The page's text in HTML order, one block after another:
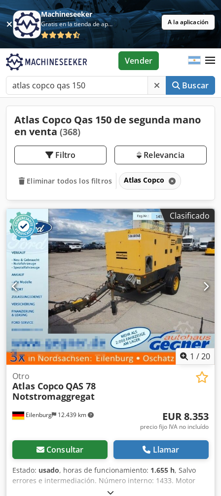
Machineseeker
Gratis en la tienda de aplicaciones A la aplicación
Buscar
Vender
Atlas Copco Qas 150 de segunda mano
en venta (368)
Filtro Relevancia
Eliminar todos los filtros Atlas Copco
Clasificado
1 /20
Eilenburg 12.439 km
Otro
Atlas Copco QAS 78
Notstromaggregat
EUR 8.353
precio fijo IVA no incluído
Consultar Llamar
Estado: usado, horas de funcionamiento: 1.655 h, Salvo
errores e intermediación. Número interno: 1433. Motor
PERKINS. El vehículo no ha sido reacondicionado. Dedozp